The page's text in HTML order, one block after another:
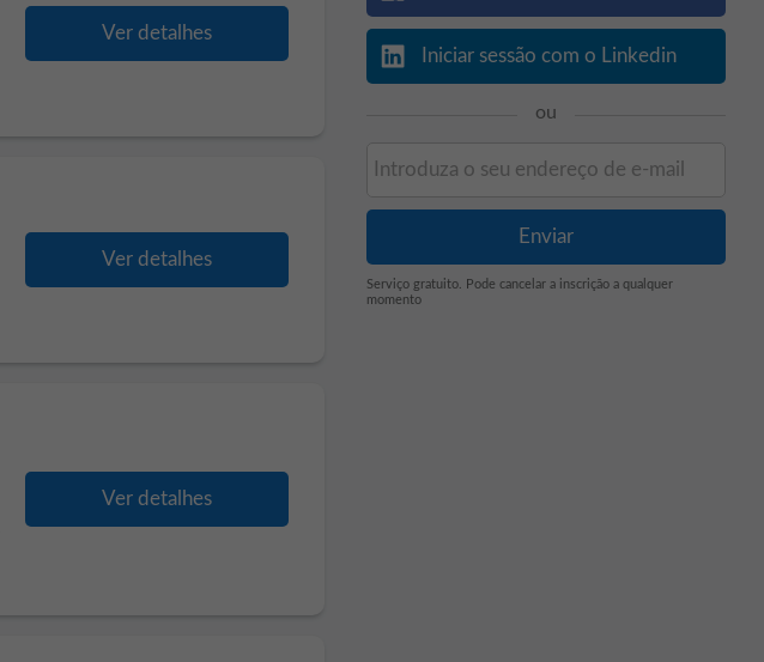
Ver detalhes
Ver detalhes
Ver detalhes
Iniciar sessão com o Linkedin
ou
Serviço gratuito. Pode cancelar a inscrição a qualquer
momento